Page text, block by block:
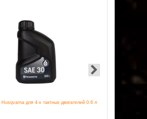
для 4-х тактных двигателей 0.6 л